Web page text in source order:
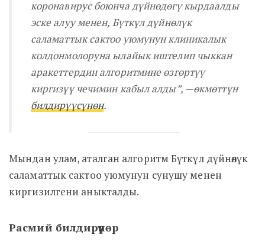
коронавирус боюнча дүйнөдөгү кырдаалды
эске алуу менен, Бүткүл дүйнөлүк
саламаттык сактоо уюмунун клиникалык
колдонмолоруна ылайык иштелип чыккан
аракеттердин алгоритмине өзгөртүү
киргизүү чечимин кабыл алды”, —өкмөттүн
билдирүүсүнөн.
Мындан улам, аталган алгоритм Бүткүл дүйнөлүк
саламаттык сактоо уюмунун сунушу менен
киргизилгени аныкталды.
Расмий билдирүүлөр